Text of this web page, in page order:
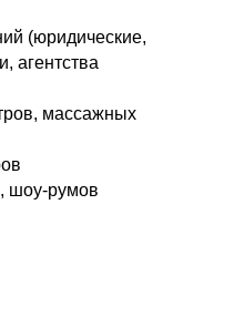
(юридические,
агентства
массажных
шоу-румов